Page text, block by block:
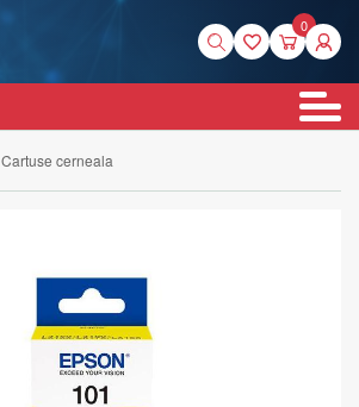
0
Cartuse cerneala